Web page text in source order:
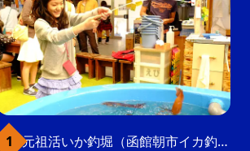
元祖活いか釣堀（函館朝市イカ釣り体験）